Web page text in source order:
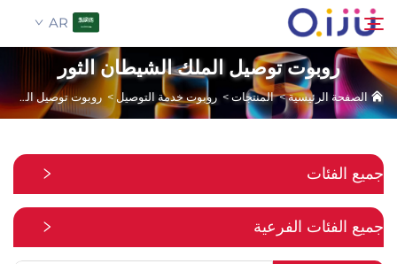
AR
الصفحة الرئيسية
من نحن
المنتجات
روبوت توصيل الملك الشيطان الثور
الصفحة الرئيسية>المنتجات> روبوت خدمة التوصيل> روبوت توصيل الملك الشيطان الثور
جميع الفئات
جميع الفئات الفرعية